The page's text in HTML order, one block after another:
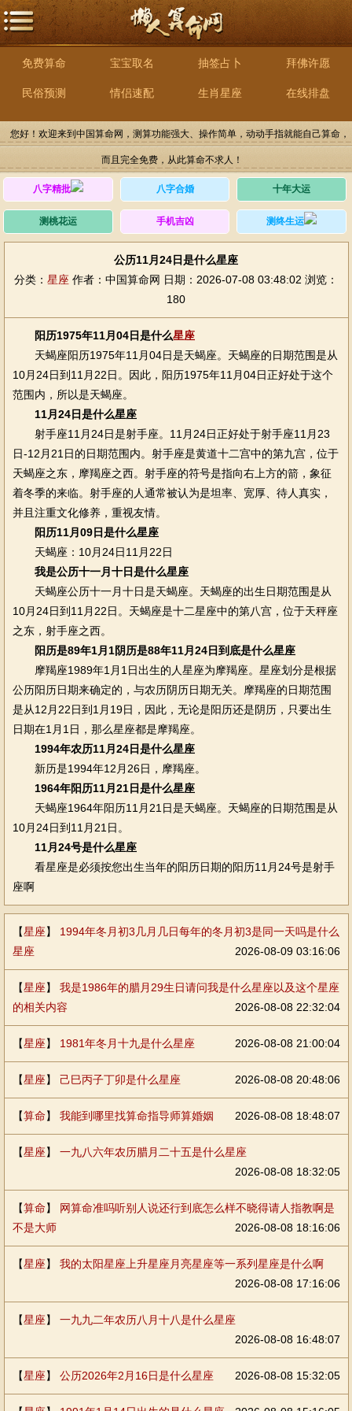
免费算命 宝宝取名 抽签占卜 拜佛许愿
民俗预测 情侣速配 生肖星座 在线排盘
您好！欢迎来到中国算命网，测算功能强大、操作简单，动动手指就能自己算命，
而且完全免费，从此算命不求人！
八字精批 八字合婚 十年大运
测桃花运 手机吉凶 测终生运
公历11月24日是什么星座
分类： 星座 作者：中国算命网 日期：2026-07-08 03:48:02 浏览：
180
阳历1975年11月04日是什么星座
天蝎座阳历1975年11月04日是天蝎座。天蝎座的日期范围是从
10月24日到11月22日。因此，阳历1975年11月04日正好处于这个
范围内，所以是天蝎座。
11月24日是什么星座
射手座11月24日是射手座。11月24日正好处于射手座11月23
日-12月21日的日期范围内。射手座是黄道十二宫中的第九宫，位于
天蝎座之东，摩羯座之西。射手座的符号是指向右上方的箭，象征
着冬季的来临。射手座的人通常被认为是坦率、宽厚、待人真实，
并且注重文化修养，重视友情。
阳历11月09日是什么星座
天蝎座：10月24日11月22日
我是公历十一月十日是什么星座
天蝎座公历十一月十日是天蝎座。天蝎座的出生日期范围是从
10月24日到11月22日。天蝎座是十二星座中的第八宫，位于天秤座
之东，射手座之西。
阳历是89年1月1阴历是88年11月24日到底是什么星座
摩羯座1989年1月1日出生的人星座为摩羯座。星座划分是根据
公历阳历日期来确定的，与农历阴历日期无关。摩羯座的日期范围
是从12月22日到1月19日，因此，无论是阳历还是阴历，只要出生
日期在1月1日，那么星座都是摩羯座。
1994年农历11月24日是什么星座
新历是1994年12月26日，摩羯座。
1964年阳历11月21日是什么星座
天蝎座1964年阳历11月21日是天蝎座。天蝎座的日期范围是从
10月24日到11月21日。
11月24号是什么星座
看星座是必须按您出生当年的阳历日期的阳历11月24号是射手
座啊
【星座】 1994年冬月初3几月几日每年的冬月初3是同一天吗是什么
星座
2026-08-09 03:16:06
【星座】 我是1986年的腊月29生日请问我是什么星座以及这个星座
的相关内容
2026-08-08 22:32:04
【星座】 1981年冬月十九是什么星座 2026-08-08 21:00:04
【星座】 己巳丙子丁卯是什么星座 2026-08-08 20:48:06
【算命】 我能到哪里找算命指导师算婚姻 2026-08-08 18:48:07
【星座】 一九八六年农历腊月二十五是什么星座
2026-08-08 18:32:05
【算命】 网算命准吗听别人说还行到底怎么样不晓得请人指教啊是
不是大师
2026-08-08 18:16:06
【星座】 我的太阳星座上升星座月亮星座等一系列星座是什么啊
2026-08-08 17:16:06
【星座】 一九九二年农历八月十八是什么星座
2026-08-08 16:48:07
【星座】 公历2026年2月16日是什么星座 2026-08-08 15:32:05